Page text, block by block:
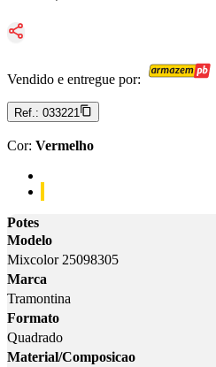
Vendido e entregue por:
Ref.: 033221
Cor: Vermelho
Potes
Modelo
Mixcolor 25098305
Marca
Tramontina
Formato
Quadrado
Material/Composicao